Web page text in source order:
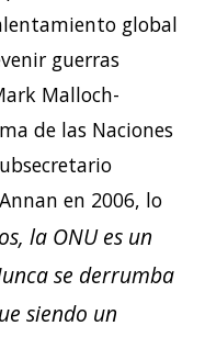
global
guerras
Malloch-
de las Naciones
en 2006, lo
la ONU es un
se derrumba
siendo un